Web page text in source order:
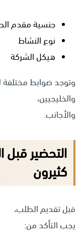
جنسية مقدم
نوع النشاط
هيكل الشركة
وتوجد ضوابط مختلفة
والخليجيين،
والأجانب.
التحضير قبل
كثيرون
قبل تقديم الطلب،
يجب التأكد من: